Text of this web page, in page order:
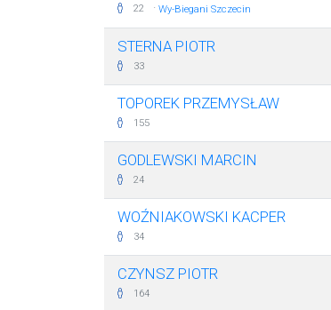
22 · Wy-Biegani Szczecin
STERNA PIOTR
33
TOPOREK PRZEMYSŁAW
155
GODLEWSKI MARCIN
24
WOŹNIAKOWSKI KACPER
34
CZYNSZ PIOTR
164